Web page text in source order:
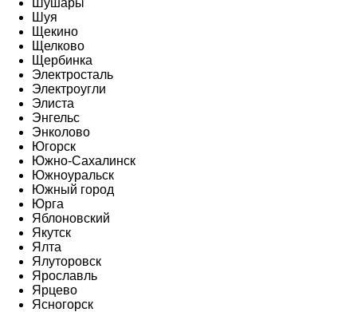
Шушары
Шуя
Щекино
Щелково
Щербинка
Электросталь
Электроугли
Элиста
Энгельс
Энколово
Югорск
Южно-Сахалинск
Южноуральск
Южный город
Юрга
Яблоновский
Якутск
Ялта
Ялуторовск
Ярославль
Ярцево
Ясногорск